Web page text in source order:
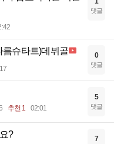
댓글
름슈타트)데뷔골 0
댓글
추천 1 02:01
5
댓글
? 7